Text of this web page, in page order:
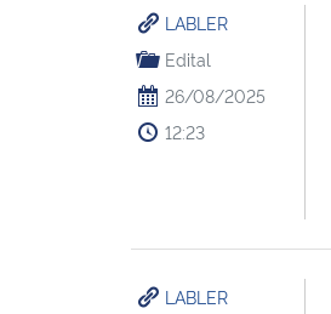
LABLER
Edital
26/08/2025
12:23
LABLER